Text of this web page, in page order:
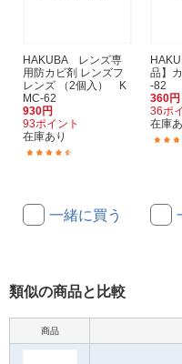
HAKUBA レンズ専
用防カビ剤 レンズフ
レンズ （2個入） K
MC-62
930円
93ポイント
在庫あり
一緒に買う
品】
-82
360円
36ポ
在庫
類似の商品と比較
商品